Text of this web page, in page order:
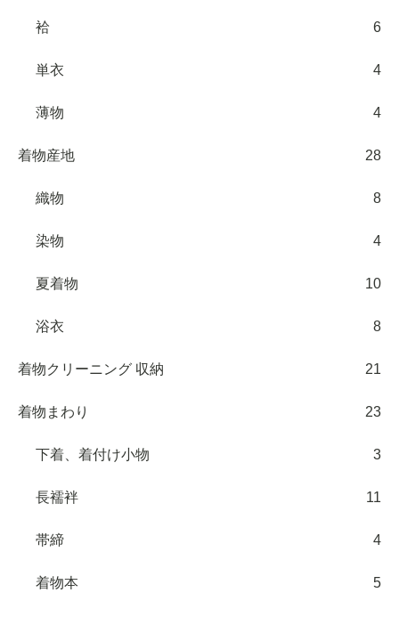
袷 6
単衣 4
薄物 4
着物産地 28
織物 8
染物 4
夏着物 10
浴衣 8
着物クリーニング 収納 21
着物まわり 23
下着、着付け小物 3
長襦袢 11
帯締 4
着物本 5